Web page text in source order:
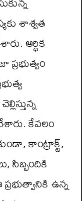
శాశ్వత
ఆర్థిక
ప్ర‌భుత్వం
కేవలం
కాంట్రాక్ట్,
సిబ్బందికి
ఉన్న